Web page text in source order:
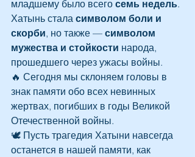
младшему было всего семь недель.
Хатынь стала символом боли и
скорби, но также — символом
мужества и стойкости народа,
прошедшего через ужасы войны.
🔥 Сегодня мы склоняем головы в
знак памяти обо всех невинных
жертвах, погибших в годы Великой
Отечественной войны.
🕊 Пусть трагедия Хатыни навсегда
останется в нашей памяти, как